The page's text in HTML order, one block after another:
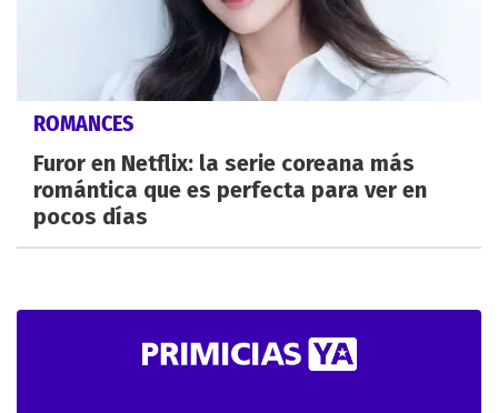
ROMANCES
Furor en Netflix: la serie coreana más
romántica que es perfecta para ver en
pocos días